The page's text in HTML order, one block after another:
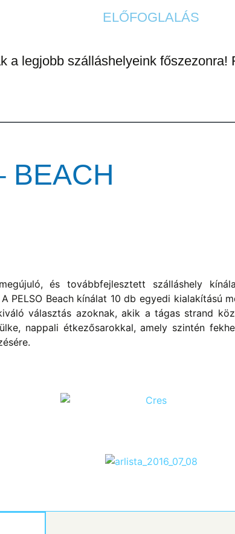
ELŐFOGLALÁS
a legjobb szálláshelyeink főszezonra!
BEACH
és továbbfejlesztett szálláshely
PELSO Beach kínálat 10 db egyedi kialakítású
választás azoknak, akik a tágas strand
nappali étkezősarokkal, amely szintén